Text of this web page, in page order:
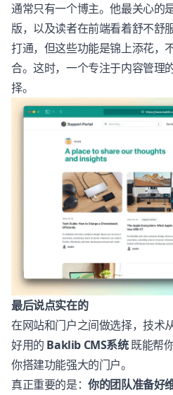
通常只有一个博主。他最关心的
版，以及读者在前端看着舒不舒
打通，但这些功能是锦上添花，
合。这时，一个专注于内容管理
择。
最后说点实在的
在网站和门户之间做选择，技术
好用的 Baklib CMS系统既能帮
你搭建功能强大的门户。
真正重要的是：你的团队准备好